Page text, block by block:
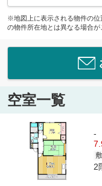
※地図上に表示される物件の位
の物件所在地とは異なる場合が
空室一覧
-
2